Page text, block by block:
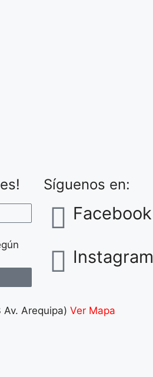
Síguenos en:
Facebook
Instagram
Arequipa) Ver Mapa